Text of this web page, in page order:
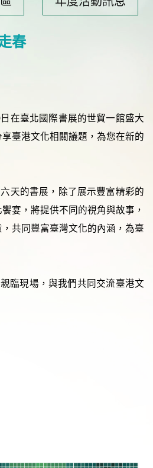
春
在臺北國際書展的世貿一館盛大
臺港文化相關議題，為您在新的
天的書展，除了展示豐富精彩的
宴，將提供不同的視角與故事，
共同豐富臺灣文化的內涵，為臺
臨現場，與我們共同交流臺港文